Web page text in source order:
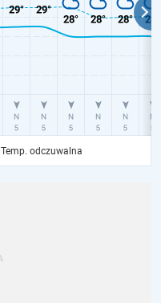
Temp. odczuwalna